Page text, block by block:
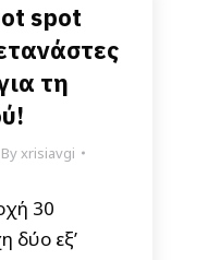
spot
τη
Byxrisiavgi
30
δύο εξ’